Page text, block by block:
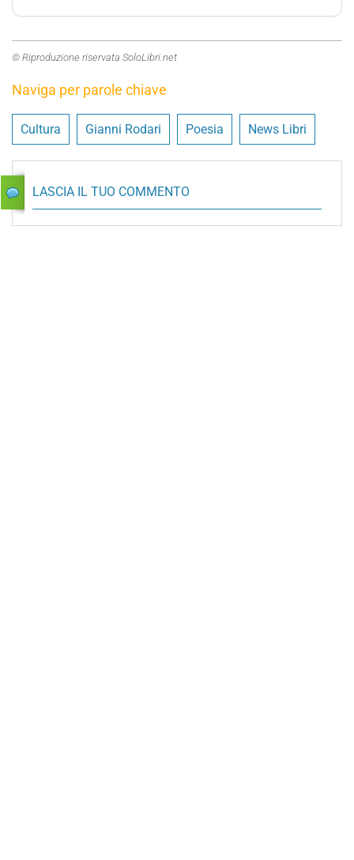
© Riproduzione riservata SoloLibri.net
Naviga per parole chiave
Cultura Gianni Rodari Poesia News Libri
LASCIA IL TUO COMMENTO